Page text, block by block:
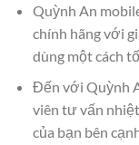
Quỳnh An
chính hãng với
dùng một cách
Đến với Quỳnh
viên tư vấn
của bạn bên